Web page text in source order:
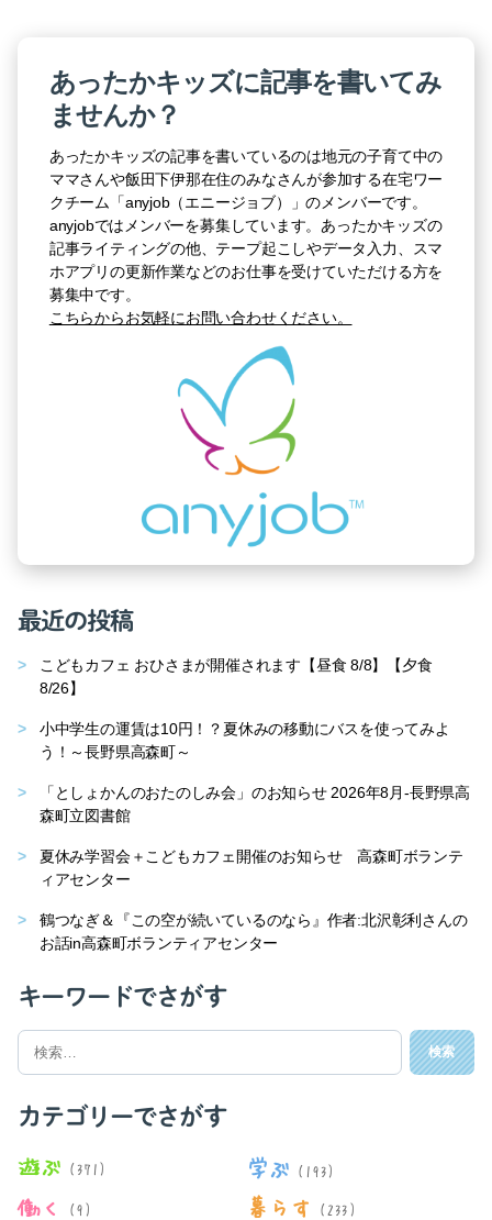
あったかキッズに記事を書いてみ
ませんか？
あったかキッズの記事を書いているのは地元の子育て中の
ママさんや飯田下伊那在住のみなさんが参加する在宅ワー
クチーム「anyjob（エニージョブ）」のメンバーです。
anyjobではメンバーを募集しています。あったかキッズの
記事ライティングの他、テープ起こしやデータ入力、スマ
ホアプリの更新作業などのお仕事を受けていただける方を
募集中です。
こちらからお気軽にお問い合わせください。
最近の投稿
こどもカフェ おひさまが開催されます【昼食 8/8】【夕食
8/26】
小中学生の運賃は10円！？夏休みの移動にバスを使ってみよ
う！～長野県高森町～
「としょかんのおたのしみ会」のお知らせ 2026年8月-長野県高
森町立図書館
夏休み学習会＋こどもカフェ開催のお知らせ 高森町ボランテ
ィアセンター
鶴つなぎ＆『この空が続いているのなら』作者:北沢彰利さんの
お話in高森町ボランティアセンター
キーワードでさがす
検
対
象:
カテゴリーでさがす
遊ぶ (371) 学ぶ (193)
働く (9) 暮らす (233)